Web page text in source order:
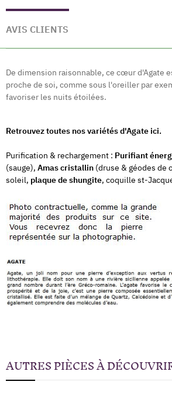
AVIS CLIENTS
De dimension raisonnable, ce cœur d'Agate
proche de soi, comme sous l'oreiller par
favoriser les nuits étoilées.
Retrouvez toutes nos variétés d'Agate ici.
Purification & rechargement : Purifiant
(sauge), Amas cristallin (druse & géodes de
soleil, plaque de shungite, coquille st-
AUTRES PIÈCES À